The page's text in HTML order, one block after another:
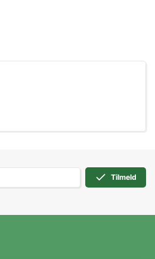
Tilmeld